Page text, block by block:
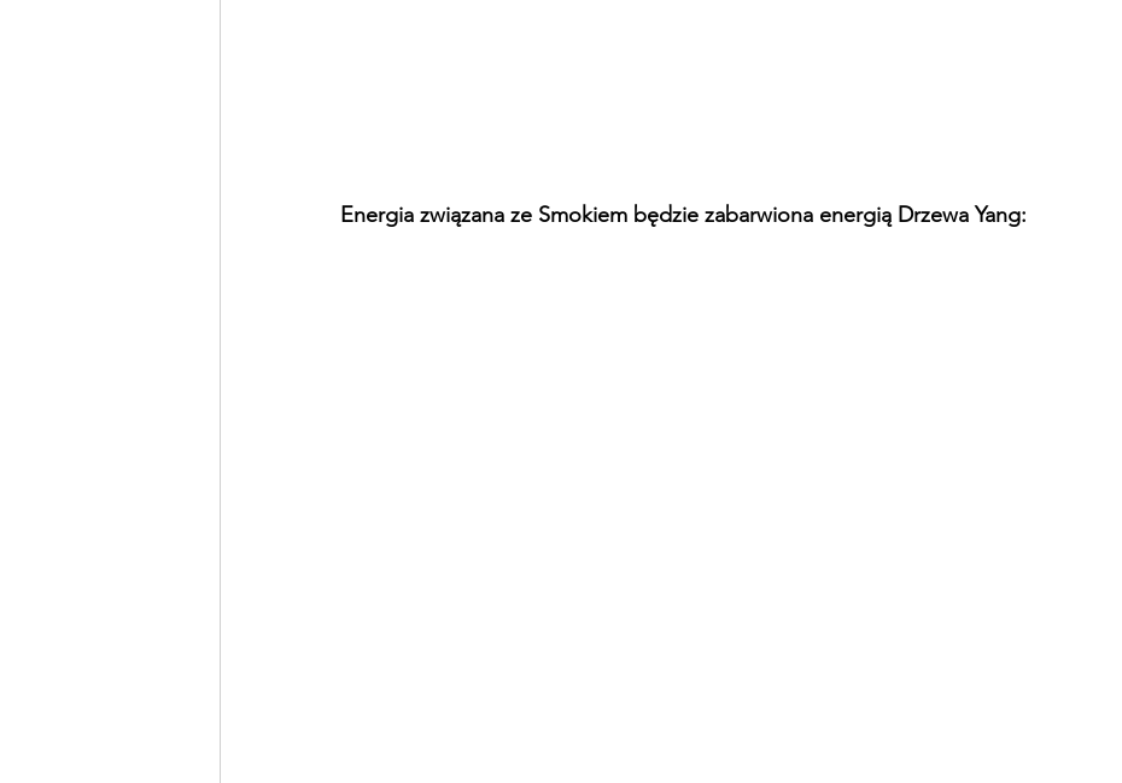
Energia związana ze Smokiem będzie zabarwiona energią Drzewa Yang: